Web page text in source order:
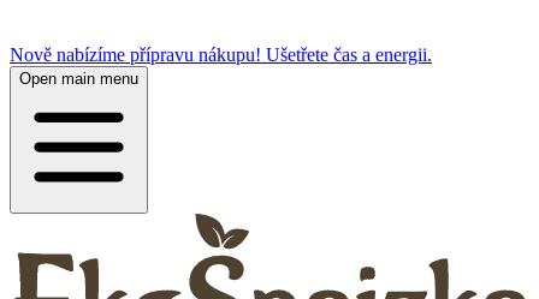
Nově nabízíme přípravu nákupu! Ušetřete čas a energii.
Open main menu